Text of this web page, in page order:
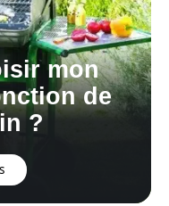
mon
de
?